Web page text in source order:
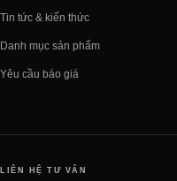
Tin tức & kiến thức
Danh mục sản phẩm
Yêu cầu báo giá
LIÊN HỆ TƯ VẤN